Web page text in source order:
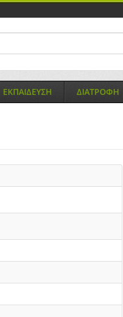
ΕΚΠΑΙΔΕΥΣΗ ΔΙΑΤΡΟΦΗ